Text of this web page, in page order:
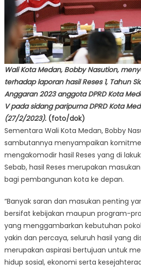
Wali Kota Medan, Bobby Nasution,
terhadap laporan hasil Reses 1, Tahun
Anggaran 2023 anggota DPRD Kota
V pada sidang paripurna DPRD Kota
(27/2/2023). (foto/dok)
Sementara Wali Kota Medan, Bobby
sambutannya menyampaikan
mengakomodir hasil Reses yang di
Sebab, hasil Reses merupakan
bagi pembangunan kota ke depan.
“Banyak saran dan masukan penting
bersifat kebijakan maupun program-
yang menggambarkan kebutuhan
yakin dan percaya, seluruh hasil yang
merupakan aspirasi bertujuan untuk
hidup sosial, ekonomi serta